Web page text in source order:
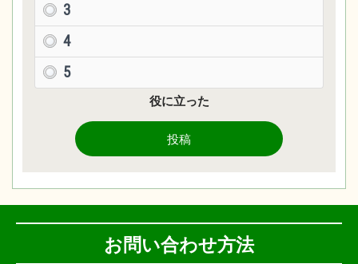
3
4
5
役に立った
投稿
お問い合わせ方法